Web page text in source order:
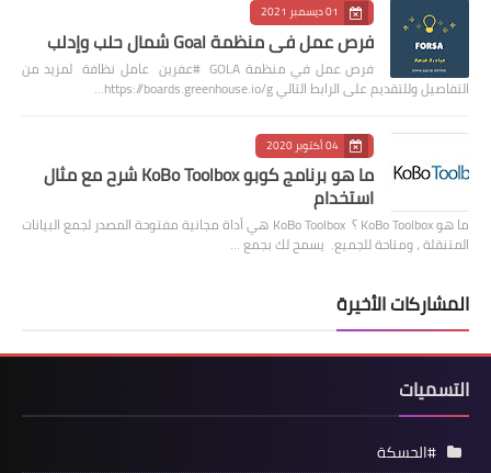
01 ديسمبر 2021
فرص عمل في منظمة Goal شمال حلب وإدلب
فرص عمل في منظمة GOLA #عفرين عامل نظافة لمزيد من
التفاصيل وللتقديم على الرابط التالي https://boards.greenhouse.io/g…
04 أكتوبر 2020
ما هو برنامج كوبو KoBo Toolbox شرح مع مثال
استخدام
ما هو KoBo Toolbox ؟ KoBo Toolbox هي أداة مجانية مفتوحة المصدر لجمع البيانات
المتنقلة ، ومتاحة للجميع. يسمح لك بجمع …
المشاركات الأخيرة
التسميات
#الحسكة